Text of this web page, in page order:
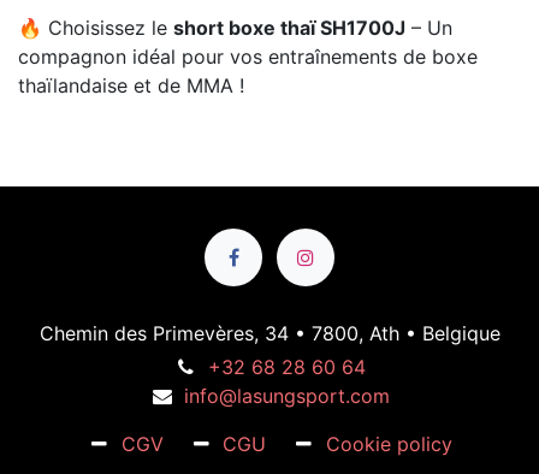
🔥 Choisissez le short boxe thaï SH1700J – Un
compagnon idéal pour vos entraînements de boxe
thaïlandaise et de MMA !
Chemin des Primevères, 34 • 7800, Ath • Belgique
+32 68 28 60 64
info@lasungsport.com
CGV
CGU Cookie policy